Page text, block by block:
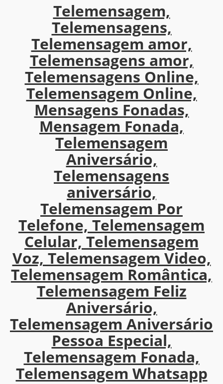
Telemensagem,
Telemensagens,
Telemensagem amor,
Telemensagens amor,
Telemensagens Online,
Telemensagem Online,
Mensagens Fonadas,
Mensagem Fonada,
Telemensagem
Aniversário,
Telemensagens
aniversário,
Telemensagem Por
Telefone, Telemensagem
Celular, Telemensagem
Voz, Telemensagem Video,
Telemensagem Romântica,
Telemensagem Feliz
Aniversário,
Telemensagem Aniversário
Pessoa Especial,
Telemensagem Fonada,
Telemensagem Whatsapp